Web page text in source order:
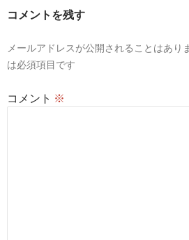
コメントを残す
メールアドレスが公開されることはあり
は必須項目です
コメント ※